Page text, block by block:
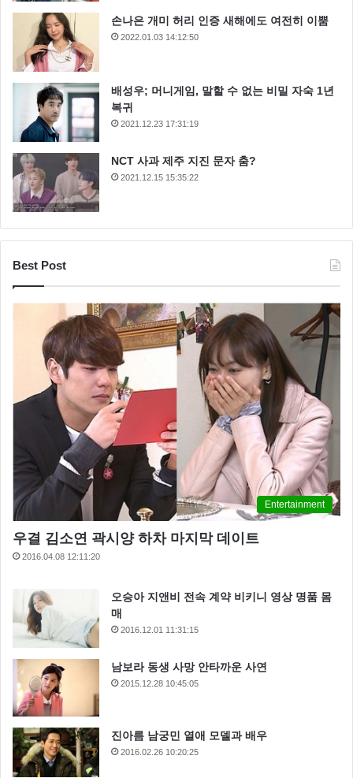
손나은 개미 허리 인증 새해에도 여전히 이뿜
2022.01.03 14:12:50
배성우; 머니게임, 말할 수 없는 비밀 자숙 1년
복귀
2021.12.23 17:31:19
NCT 사과 제주 지진 문자 춤?
2021.12.15 15:35:22
Best Post
Entertainment
우결 김소연 곽시양 하차 마지막 데이트
2016.04.08 12:11:20
오승아 지앤비 전속 계약 비키니 영상 명품 몸
매
2016.12.01 11:31:15
남보라 동생 사망 안타까운 사연
2015.12.28 10:45:05
진아름 남궁민 열애 모델과 배우
2016.02.26 10:20:25